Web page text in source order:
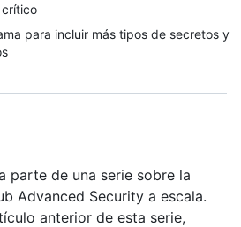
para incluir más tipos de secretos y
parte de una serie sobre la
Advanced Security a escala.
anterior de esta serie,